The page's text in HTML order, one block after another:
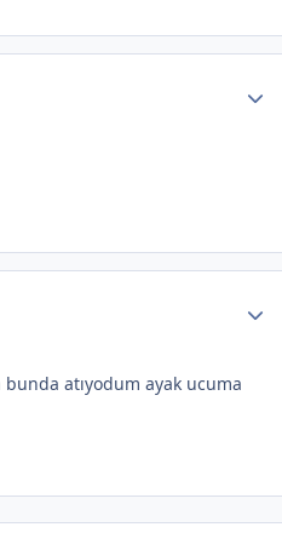
bunda atıyodum ayak ucuma